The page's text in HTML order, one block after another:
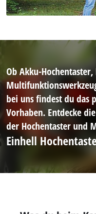
Ob Akku-
bei uns findest du das
Vorhaben. Entdecke
der Hochentaster und
Einhell